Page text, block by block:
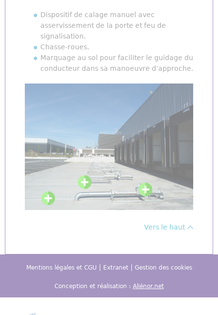
Dispositif de calage manuel avec
asservissement de la porte et feu de
signalisation.
Chasse-roues.
Marquage au sol pour faciliter le guidage du
conducteur dans sa manoeuvre d’approche.
Vers le haut
Mentions légales et CGU Extranet Gestion des cookies
Conception et réalisation : Aliénor.net